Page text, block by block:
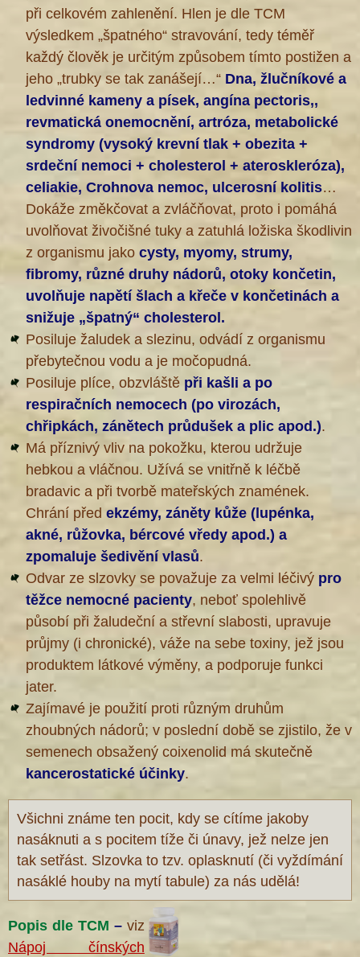
při celkovém zahlenění. Hlen je dle TCM
výsledkem „špatného“ stravování, tedy téměř
každý člověk je určitým způsobem tímto postižen a
jeho „trubky se tak zanášejí…“ Dna, žlučníkové a
ledvinné kameny a písek, angína pectoris,,
revmatická onemocnění, artróza, metabolické
syndromy (vysoký krevní tlak + obezita +
srdeční nemoci + cholesterol + ateroskleróza),
celiakie, Crohnova nemoc, ulcerosní kolitis…
Dokáže změkčovat a zvláčňovat, proto i pomáhá
uvolňovat živočišné tuky a zatuhlá ložiska škodlivin
z organismu jako cysty, myomy, strumy,
fibromy, různé druhy nádorů, otoky končetin,
uvolňuje napětí šlach a křeče v končetinách a
snižuje „špatný“ cholesterol.
Posiluje žaludek a slezinu, odvádí z organismu
přebytečnou vodu a je močopudná.
Posiluje plíce, obzvláště při kašli a po
respiračních nemocech (po virozách,
chřipkách, zánětech průdušek a plic apod.).
Má příznivý vliv na pokožku, kterou udržuje
hebkou a vláčnou. Užívá se vnitřně k léčbě
bradavic a při tvorbě mateřských znamének.
Chrání před ekzémy, záněty kůže (lupénka,
akné, růžovka, bércové vředy apod.) a
zpomaluje šedivění vlasů.
Odvar ze slzovky se považuje za velmi léčivý pro
těžce nemocné pacienty, neboť spolehlivě
působí při žaludeční a střevní slabosti, upravuje
průjmy (i chronické), váže na sebe toxiny, jež jsou
produktem látkové výměny, a podporuje funkci
jater.
Zajímavé je použití proti různým druhům
zhoubných nádorů; v poslední době se zjistilo, že v
semenech obsažený coixenolid má skutečně
kancerostatické účinky.
Všichni známe ten pocit, kdy se cítíme jakoby
nasáknuti a s pocitem tíže či únavy, jež nelze jen
tak setřást. Slzovka to tzv. oplasknutí (či vyždímání
nasáklé houby na mytí tabule) za nás udělá!
Popis dle TCM – viz
Nápoj čínských
®